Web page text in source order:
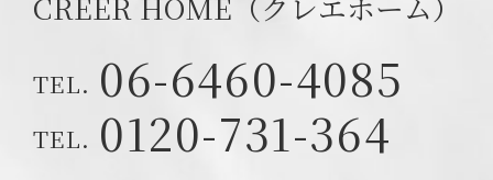
06-6460-4085
0120-731-364